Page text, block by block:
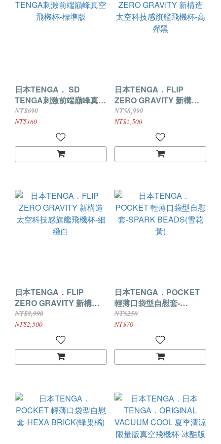
日本TENGA． SD
TENGA刺激前端巔峰真空
飛機杯-標準版
NT$690
NT$160
日本TENGA．FLIP
ZERO GRAVITY 新構造
太空科技感旗艦飛機杯-高
彈黑
NT$8,990
NT$2,500
日本TENGA．FLIP
ZERO GRAVITY 新構造
太空科技感旗艦飛機杯-細
緻白
NT$8,990
NT$2,500
日本TENGA．POCKET
輕薄口袋型自慰套-
SPARK BEADS(雪花黃)
NT$250
NT$70